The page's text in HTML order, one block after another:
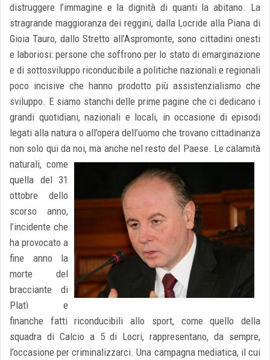
distruggere l’immagine e la dignità di quanti la abitano. La
stragrande maggioranza dei reggini, dalla Locride alla Piana di
Gioia Tauro, dallo Stretto all’Aspromonte, sono cittadini onesti
e laboriosi: persone che soffrono per lo stato di emarginazione
e di sottosviluppo riconducibile a politiche nazionali e regionali
poco incisive che hanno prodotto più assistenzialismo che
sviluppo. E siamo stanchi delle prime pagine che ci dedicano i
grandi quotidiani, nazionali e locali, in occasione di episodi
legati alla natura o all’opera dell’uomo che trovano cittadinanza
non solo qui da noi, ma anche nel resto del Paese. Le calamità
naturali, come
quella del 31
ottobre dello
scorso anno,
l’incidente che
ha provocato a
fine anno la
morte del
bracciante di
Platì e
finanche fatti riconducibili allo sport, come quello della
squadra di Calcio a 5 di Locri, rappresentano, da sempre,
l’occasione per criminalizzarci. Una campagna mediatica, il cui